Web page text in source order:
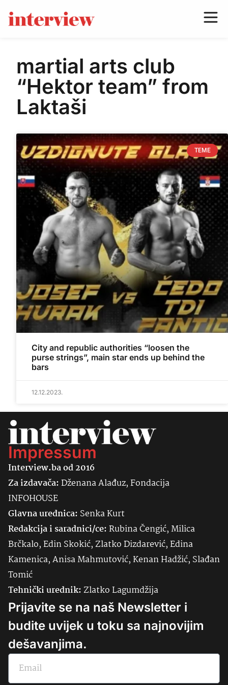
martial arts club
“Hektor team” from
Laktaši
TEME
City and republic authorities “loosen the
purse strings”, main star ends up behind the
bars
12.12.2023.
Impressum
Interview.ba od 2016
Za izdavača:Dženana Alađuz, Fondacija
INFOHOUSE
Glavna urednica: SenkaKurt
Redakcija i saradnici/ce:Rubina Čengić, Milica
Brčkalo, Edin Skokić, Zlatko Dizdarević, Edina
Kamenica, Anisa Mahmutović, Kenan Hadžić, Slađan
Tomić
Tehnički urednik:Zlatko Lagumdžija
Prijavite se na naš Newsletter i
budite uvijek u toku sa najnovijim
dešavanjima.